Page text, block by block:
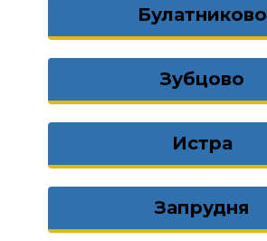
Булатниково
Зубцово
Истра
Запрудня